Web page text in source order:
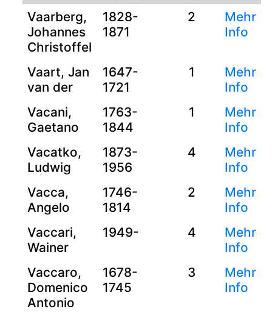
Vaarberg,
Johannes
Christoffel
1828-
1871
2
Mehr
Info
Vaart, Jan
van der
1647-
1721
1
Mehr
Info
Vacani,
Gaetano
1763-
1844
1
Mehr
Info
Vacatko,
Ludwig
1873-
1956
4
Mehr
Info
Vacca,
Angelo
1746-
1814
2
Mehr
Info
Vaccari,
Wainer
1949- 4
Mehr
Info
Vaccaro,
Domenico
Antonio
1678-
1745
3
Mehr
Info